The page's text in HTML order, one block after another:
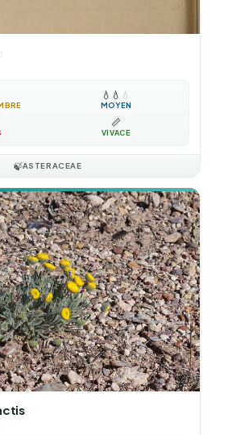
💧 💧 💧
MOYEN
📏
VIVACE
🍃ASTERACEAE